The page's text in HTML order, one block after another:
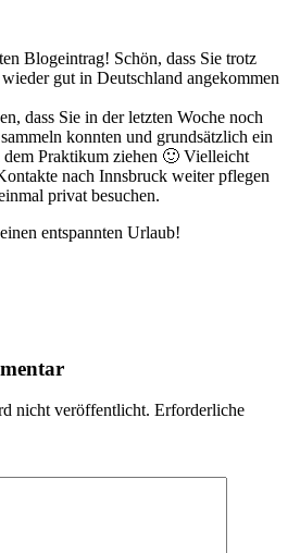
Blogeintrag! Schön, dass Sie trotz
gut in Deutschland angekommen
dass Sie in der letzten Woche noch
konnten und grundsätzlich ein
dem Praktikum ziehen 🙂 Vielleicht
nach Innsbruck weiter pflegen
privat besuchen.
entspannten Urlaub!
nicht veröffentlicht. Erforderliche